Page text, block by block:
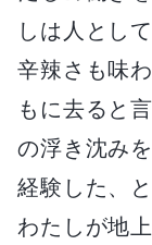
しは人とし
辛辣さも味
もに去ると
の浮き沈み
経験した、
わたしが地